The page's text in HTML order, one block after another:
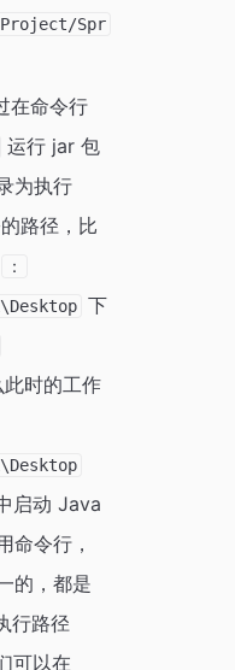
Spr
在命令行
运行 jar 包
为执行
路径，比
：
下
此时的工作
启动 Java
命令行，
的，都是
行路径
可以在